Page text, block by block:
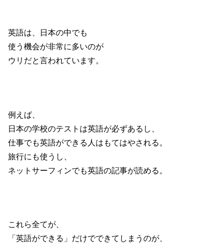
英語は、日本の中でも
使う機会が非常に多いのが
ウリだと言われています。
例えば、
日本の学校のテストは英語が必ずあるし、
仕事でも英語ができる人はもてはやされる。
旅行にも使うし、
ネットサーフィンでも英語の記事が読める。
これら全てが、
「英語ができる」だけでできてしまうのが、